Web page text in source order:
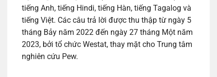
tiếng Anh, tiếng Hindi, tiếng Hàn, tiếng Tagalog và
tiếng Việt. Các câu trả lời được thu thập từ ngày 5
tháng Bảy năm 2022 đến ngày 27 tháng Một năm
2023, bởi tổ chức Westat, thay mặt cho Trung tâm
nghiên cứu Pew.